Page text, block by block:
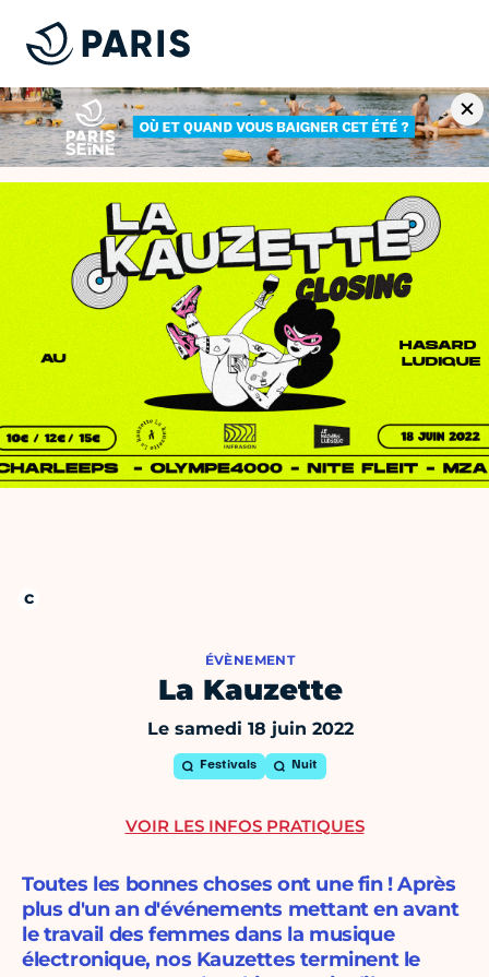
ÉVÈNEMENT
La Kauzette
Le samedi 18 juin 2022
Festivals Nuit
Toutes les bonnes choses ont une fin ! Après
plus d'un an d'événements mettant en avant
le travail des femmes dans la musique
électronique, nos Kauzettes terminent le
VOIR LES INFOS PRATIQUES